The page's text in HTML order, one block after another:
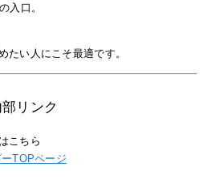
入口。
たい人にこそ最適です。
リンク
こちら
TOPページ